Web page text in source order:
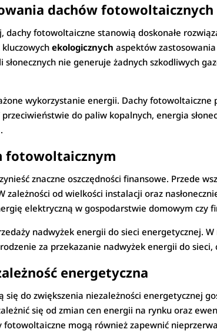
dachów fotowoltaicznych
dachy fotowoltaiczne stanowią doskonałe
kluczowychekologicznych aspektów
nie generuje żadnych szkodliwych
wykorzystanie energii. Dachy fotowoltaiczne
do paliw kopalnych, energia
fotowoltaicznym
znaczne oszczędności finansowe. Przede
zależności od wielkości instalacji oraz
elektryczną w gospodarstwie domowym czy
nadwyżek energii do sieci energetycznej.
za przekazanie nadwyżek energii do sieci,
energetyczna
do zwiększenia niezależności energetycznej
się od zmian cen energii na rynku oraz
mogą również zapewnić